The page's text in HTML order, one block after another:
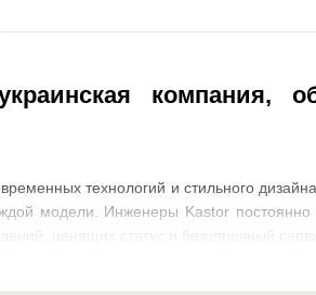
технологий и стильного
модели. Инженеры Kastor
ценящих статус и безупречный